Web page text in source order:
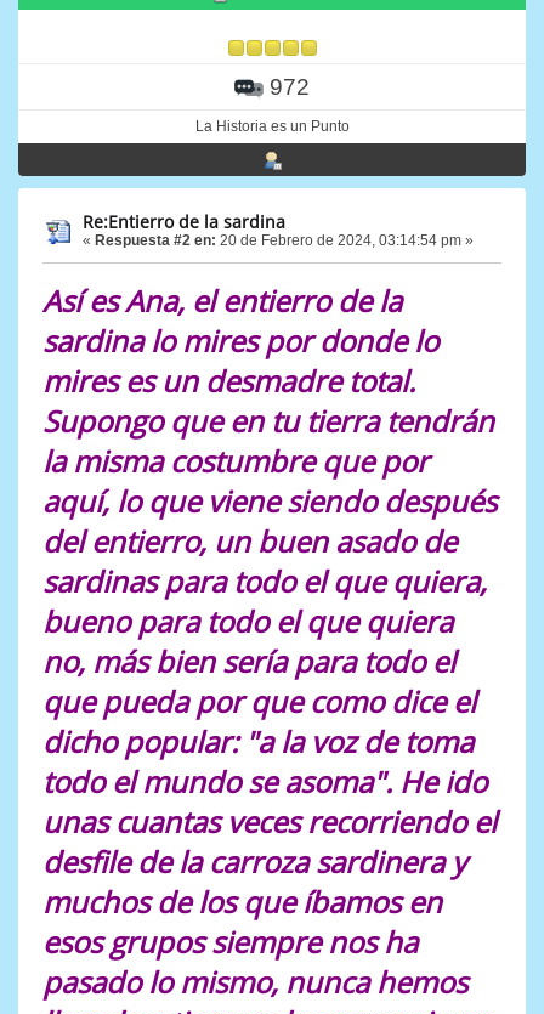
972
La Historia es un Punto
Re:Entierro de la sardina
« Respuesta #2 en: 20 de Febrero de 2024, 03:14:54 pm »
Así es Ana, el entierro de la
sardina lo mires por donde lo
mires es un desmadre total.
Supongo que en tu tierra tendrán
la misma costumbre que por
aquí, lo que viene siendo después
del entierro, un buen asado de
sardinas para todo el que quiera,
bueno para todo el que quiera
no, más bien sería para todo el
que pueda por que como dice el
dicho popular: "a la voz de toma
todo el mundo se asoma". He ido
unas cuantas veces recorriendo el
desfile de la carroza sardinera y
muchos de los que íbamos en
esos grupos siempre nos ha
pasado lo mismo, nunca hemos